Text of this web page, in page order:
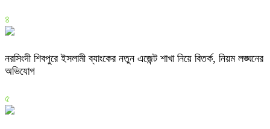
৪
নরসিংদী শিবপুরে ইসলামী ব্যাংকের নতুন এজেন্ট শাখা নিয়ে বিতর্ক, নিয়ম লঙ্ঘনের
অভিযোগ
৫